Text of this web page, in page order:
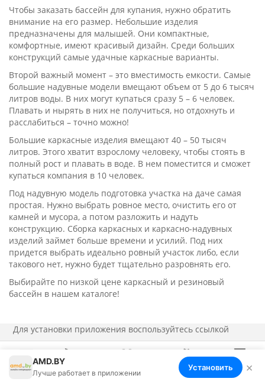
Меню Корзина Избранное Сравнение Войти
Чтобы заказать бассейн для купания, нужно обратить
внимание на его размер. Небольшие изделия
предназначены для малышей. Они компактные,
комфортные, имеют красивый дизайн. Среди больших
конструкций самые удачные каркасные варианты.
Второй важный момент – это вместимость емкости. Самые
большие надувные модели вмещают объем от 5 до 6 тысяч
литров воды. В них могут купаться сразу 5 – 6 человек.
Плавать и нырять в них не получиться, но отдохнуть и
расслабиться – точно можно!
Большие каркасные изделия вмещают 40 – 50 тысяч
литров. Этого хватит взрослому человеку, чтобы стоять в
полный рост и плавать в воде. В нем поместится и сможет
купаться компания в 10 человек.
Под надувную модель подготовка участка на даче самая
простая. Нужно выбрать ровное место, очистить его от
камней и мусора, а потом разложить и надуть
конструкцию. Сборка каркасных и каркасно-надувных
изделий займет больше времени и усилий. Под них
придется выбрать идеально ровный участок либо, если
такового нет, нужно будет тщательно разровнять его.
Выбирайте по низкой цене каркасный и резиновый
бассейн в нашем каталоге!
Для установки приложения воспользуйтесь ссылкой
AMD.BY
Лучше работает в приложении
Установить ×